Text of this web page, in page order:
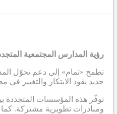
رؤية المدارس المجتمعية
تطمح «تمام» إلى دعم تحوّل
جديد يقود الابتكار والتغيير في
توفّر هذه المؤسسات المتجددة
ومبادرات تطويرية مشتركة.